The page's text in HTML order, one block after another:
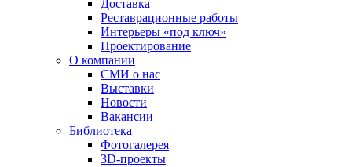
Доставка
Реставрационные работы
Интерьеры «под ключ»
Проектирование
О компании
СМИ о нас
Выставки
Новости
Вакансии
Библиотека
Фотогалерея
3D-проекты